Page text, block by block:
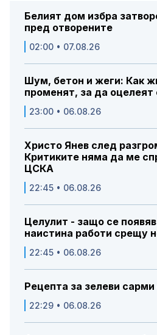
Белият дом избра
пред отворените
02:00 • 07.08.26
Шум, бетон и жеги: Как
променят, за да оцелеят
23:00 • 06.08.26
Христо Янев след
Критиките няма да ме
ЦСКА
22:45 • 06.08.26
Целулит - защо се
наистина работи срещу
22:45 • 06.08.26
Рецепта за зелеви
22:29 • 06.08.26